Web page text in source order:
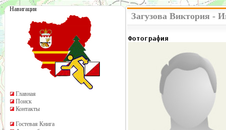
Навигация
Главная
Поиск
Контакты
Гостевая Книга
Загузова Виктория -
Фотография